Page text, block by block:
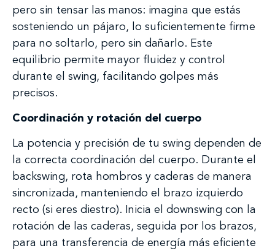
pero sin tensar las manos: imagina que estás
sosteniendo un pájaro, lo suficientemente firme
para no soltarlo, pero sin dañarlo. Este
equilibrio permite mayor fluidez y control
durante el swing, facilitando golpes más
precisos.
Coordinación y rotación del cuerpo
La potencia y precisión de tu swing dependen de
la correcta coordinación del cuerpo. Durante el
backswing, rota hombros y caderas de manera
sincronizada, manteniendo el brazo izquierdo
recto (si eres diestro). Inicia el downswing con la
rotación de las caderas, seguida por los brazos,
para una transferencia de energía más eficiente